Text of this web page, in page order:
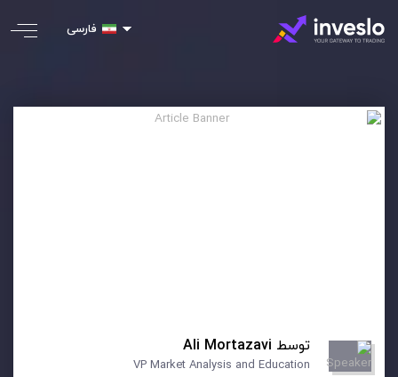
فارسی
توسط Ali Mortazavi
VP Market Analysis and Education